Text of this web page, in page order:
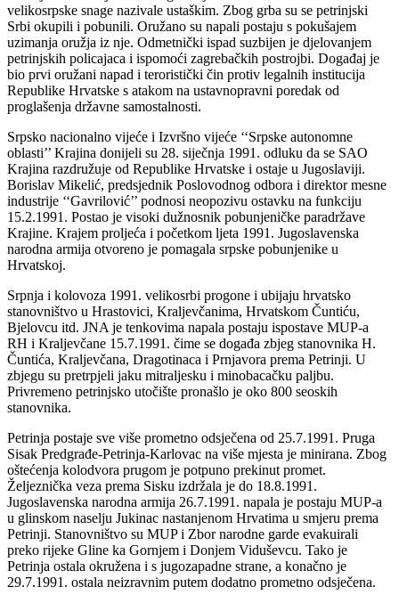
velikosrpske snage nazivale ustaškim. Zbog grba su se petrinjski
Srbi okupili i pobunili. Oružano su napali postaju s pokušajem
uzimanja oružja iz nje. Odmetnički ispad suzbijen je djelovanjem
petrinjskih policajaca i ispomoći zagrebačkih postrojbi. Događaj je
bio prvi oružani napad i teroristički čin protiv legalnih institucija
Republike Hrvatske s atakom na ustavnopravni poredak od
proglašenja državne samostalnosti.
Srpsko nacionalno vijeće i Izvršno vijeće ‘‘Srpske autonomne
oblasti’’ Krajina donijeli su 28. siječnja 1991. odluku da se SAO
Krajina razdružuje od Republike Hrvatske i ostaje u Jugoslaviji.
Borislav Mikelić, predsjednik Poslovodnog odbora i direktor mesne
industrije ‘‘Gavrilović’’ podnosi neopozivu ostavku na funkciju
15.2.1991. Postao je visoki dužnosnik pobunjeničke paradržave
Krajine. Krajem proljeća i početkom ljeta 1991. Jugoslavenska
narodna armija otvoreno je pomagala srpske pobunjenike u
Hrvatskoj.
Srpnja i kolovoza 1991. velikosrbi progone i ubijaju hrvatsko
stanovništvo u Hrastovici, Kraljevčanima, Hrvatskom Čuntiću,
Bjelovcu itd. JNA je tenkovima napala postaju ispostave MUP-a
RH i Kraljevčane 15.7.1991. čime se događa zbjeg stanovnika H.
Čuntića, Kraljevčana, Dragotinaca i Prnjavora prema Petrinji. U
zbjegu su pretrpjeli jaku mitraljesku i minobacačku paljbu.
Privremeno petrinjsko utočište pronašlo je oko 800 seoskih
stanovnika.
Petrinja postaje sve više prometno odsječena od 25.7.1991. Pruga
Sisak Predgrađe-Petrinja-Karlovac na više mjesta je minirana. Zbog
oštećenja kolodvora prugom je potpuno prekinut promet.
Željeznička veza prema Sisku izdržala je do 18.8.1991.
Jugoslavenska narodna armija 26.7.1991. napala je postaju MUP-a
u glinskom naselju Jukinac nastanjenom Hrvatima u smjeru prema
Petrinji. Stanovništvo su MUP i Zbor narodne garde evakuirali
preko rijeke Gline ka Gornjem i Donjem Viduševcu. Tako je
Petrinja ostala okružena i s jugozapadne strane, a konačno je
29.7.1991. ostala neizravnim putem dodatno prometno odsječena.